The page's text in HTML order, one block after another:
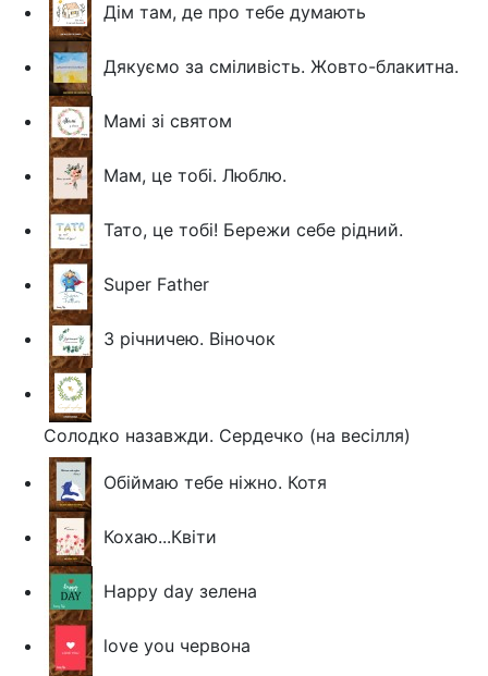
Дім там, де про тебе думають
Дякуємо за сміливість. Жовто-блакитна.
Мамі зі святом
Мам, це тобі. Люблю.
Тато, це тобі! Бережи себе рідний.
Super Father
З річничею. Віночок
Солодко назавжди. Сердечко (на весілля)
Обіймаю тебе ніжно. Котя
Кохаю...Квіти
Happy day зелена
love you червона